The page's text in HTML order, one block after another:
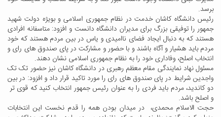
برسد.
رئیس دانشگاه کاشان خدمت در نظام جمهوری اسلامی و بویژه دولت شهید
جمهور را توفیقی بزرگ برای مدیران دانشگاه دانست و افزود: متاسفانه افرادی
هستند که به دنبال ایجاد فضای ناامیدی و یاس در بین مردم هستند که خود
مردم باید هشیار و آگاه باشند و با حضور و مشارکت در پای صندوق های رای و
انتخاب اصلح، وفاداری خود را به نظام جمهوری اسلامی نشان دهند.
مسئول نهاد نمایندگی مقام معظم رهبری در دانشگاه کاشان نیز حضور تک تک
واجدین شرایط در پای صندوق های رای را مورد تاکید قرار داد و افزود: در بین
دو کاندید، مردم باید فردی را به عنوان رئیس جمهور انتخاب کنید که قوی تر
و اصلح باشد.
حجت الاسلام محمدی، در میدان بودن همه را قدم نخست این انتخابات